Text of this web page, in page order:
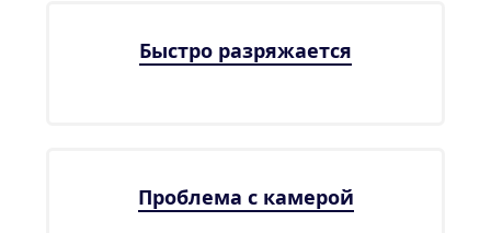
Быстро разряжается
Проблема с камерой